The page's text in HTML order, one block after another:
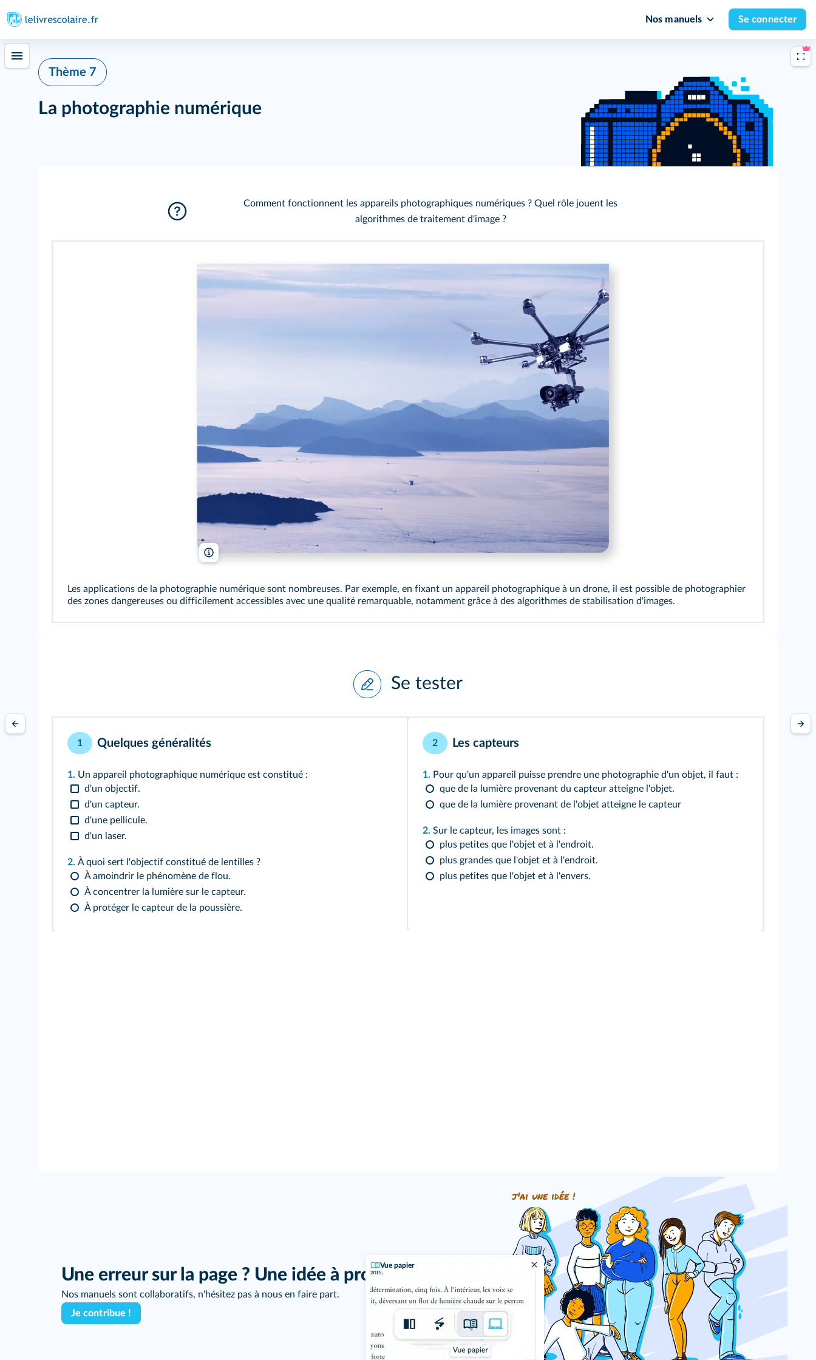
Nos manuels Se connecter
Vue papier
Thème 7
La photographie numérique
Comment fonctionnent les appareils photographiques numériques ? Quel rôle jouent les
algorithmes de traitement d'image ?
LALS Stock/Shutterstock
Les applications de la photographie numérique sont nombreuses. Par exemple, en fixant un appareil photographique à un drone, il est possible de photographier
des zones dangereuses ou difficilement accessibles avec une qualité remarquable, notamment grâce à des algorithmes de stabilisation d'images.
Se tester
1 Quelques généralités
1. Un appareil photographique numérique est constitué :
d'un objectif.
d'un capteur.
d'une pellicule.
d'un laser.
2. À quoi sert l'objectif constitué de lentilles ?
À amoindrir le phénomène de flou.
À concentrer la lumière sur le capteur.
À protéger le capteur de la poussière.
2 Les capteurs
1. Pour qu'un appareil puisse prendre une photographie d'un objet, il faut :
que de la lumière provenant du capteur atteigne l'objet.
que de la lumière provenant de l'objet atteigne le capteur
2. Sur le capteur, les images sont :
plus petites que l'objet et à l'endroit.
plus grandes que l'objet et à l'endroit.
plus petites que l'objet et à l'envers.
Une erreur sur la page ? Une idée à proposer ?
Nos manuels sont collaboratifs, n'hésitez pas à nous en faire part.
Je contribue !
j'ai une idée !